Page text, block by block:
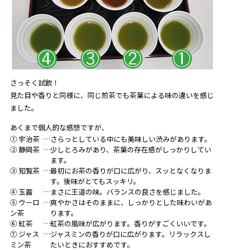
さっそく試飲！
見た目や香りと同様に、同じ煎茶でも茶葉による味の違いを感じ
ました。
あくまで個人的な感想ですが、
① 宇治茶 …さらっとしている中にも美味しい渋みがあります。
② 静岡茶 …少しとろみがあり、茶葉の存在感がしっかりしてい
ます。
③ 知覧茶 …最初にお茶の香りが口に広がり、スッとなくなりま
す。後味がとてもスッキリ。
④ 玉露
…まさに王道の味。バランスの良さを感じました。
⑤ ウーロ
ン茶
…爽やかさはそのままに、しっかりとした味わいがあ
ります。
⑥ 紅茶
…紅茶の風味が広がります。香りがすごくいいです。
⑦ ジャス
ミン茶
…ジャスミンの香りが口に広がります。リラックスし
たいときにおすすめです。